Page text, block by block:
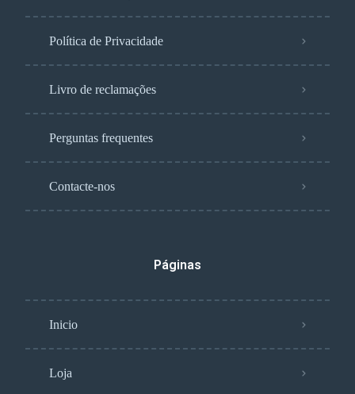
Política de Privacidade
Livro de reclamações
Perguntas frequentes
Contacte-nos
Páginas
Inicio
Loja